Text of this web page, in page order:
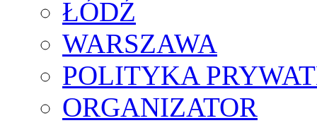
ŁÓDŹ
WARSZAWA
POLITYKA
ORGANIZATOR